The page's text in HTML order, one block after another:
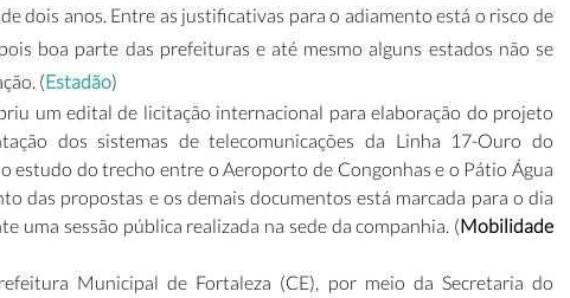
dois anos. Entre as justificativas para o adiamento está o risco de
boa parte das prefeituras e até mesmo alguns estados não se
(Estadão)
um edital de licitação internacional para elaboração do projeto
dos sistemas de telecomunicações da Linha 17-Ouro do
estudo do trecho entre o Aeroporto de Congonhas e o Pátio Água
das propostas e os demais documentos está marcada para o dia
uma sessão pública realizada na sede da companhia. (Mobilidade
Municipal de Fortaleza (CE), por meio da Secretaria do